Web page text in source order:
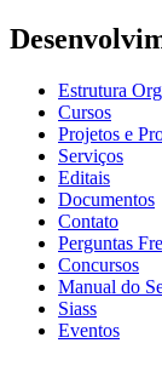
Estrutura
Cursos
Projetos e
Serviços
Editais
Documentos
Contato
Perguntas
Concursos
Manual do
Siass
Eventos